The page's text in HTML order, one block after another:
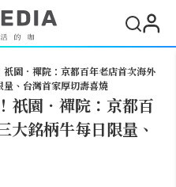
園．禪院：京都百年老店首次海外
、台灣首家厚切壽喜燒
祇園．禪院：京都百
大銘柄牛每日限量、